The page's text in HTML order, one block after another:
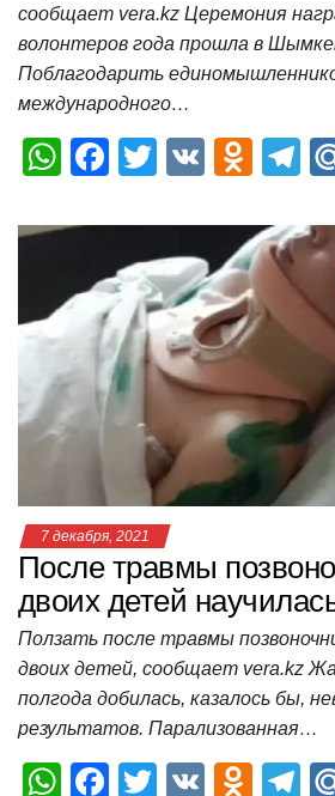
сообщает vera.kz Церемония
волонтеров года прошла в
Поблагодарить
международного…
W
at
A
p
p
F
c
e
b
o
o
k
T
tt
er
V
O
n
o
kl
a
ss
ni
ki
T
e
gr
a
m
7 декабря, 2021
После травмы
двоих детей
Ползать после травмы
двоих детей, сообщает vera.kz
полгода добилась, казалось бы,
результатов. Парализованная…
W
F
T
V
O
T